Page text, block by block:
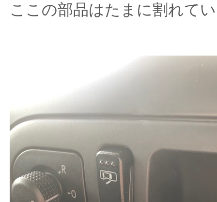
ここの部品はたまに割れて